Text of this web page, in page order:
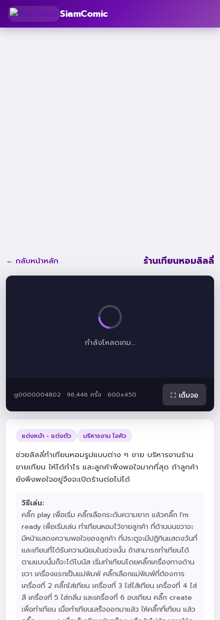
SiamComic
← กลับหน้าหลัก ร้านเทียนหอมลิลลี่
กำลังโหลดเกม...
g0000004802 · 96,446 ครั้ง · 600x450 ⛶ เต็มจอ
แต่งหน้า - แต่งตัว บริหารงาน ไอคิว
ช่วยลิลลี่ทำเทียนหอมรูปแบบต่าง ๆ ขาย บริหารงานร้าน
ขายเทียน ให้ได้กำไร และลูกค้าพึงพอใจมากที่สุด ถ้าลูกค้า
ยังพึงพอใจอยู่จึงจะเปิดร้านต่อไปได้
วิธีเล่น:
คลิ๊ก play เพื่อเริ่ม คลิ๊กเลือกระดับความยาก แล้วคลิ๊ก I'm
ready เพื่อเริ่มเล่น ทำเทียนหอมไว้ขายลูกค้า ที่ด้านบนขวาจะ
มีหน้าแสดงความพอใจของลูกค้า ที่ประตูจะมีปฏิทินแสดงวันที่
และเทียนที่ได้รับความนิยมในช่วงนั้น ถ้าสามารถทำเทียนได้
ตามแบบนั้นก็จะได้โบนัส เริ่มทำเทียนโดยคลิ๊กเครื่องทางด้าน
ขวา เครื่องแรกเป็นแม่พิมพ์ คลิ๊กเลือกแม่พิมพ์ที่ต้องการ
เครื่องที่ 2 คลิ๊กใส่เทียน เครื่องที่ 3 ใส่ไส้เทียน เครื่องที่ 4 ใส่
สี เครื่องที่ 5 ใส่กลิ่น และเครื่องที่ 6 อบเทียน คลิ๊ก create
เพื่อทำเทียน เมื่อทำเทียนเสร็จออกมาแล้ว ให้คลิ๊กที่เทียน แล้ว